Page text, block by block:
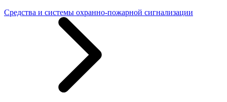
Средства и системы охранно-пожарной сигнализации